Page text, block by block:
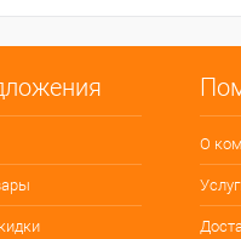
О